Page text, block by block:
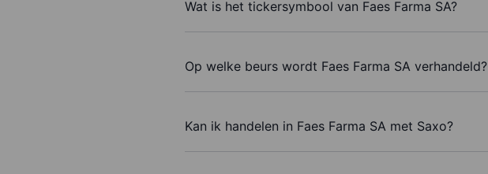
Wat is het tickersymbool van Faes Farma SA?
Op welke beurs wordt Faes Farma SA verhandeld?
Kan ik handelen in Faes Farma SA met Saxo?